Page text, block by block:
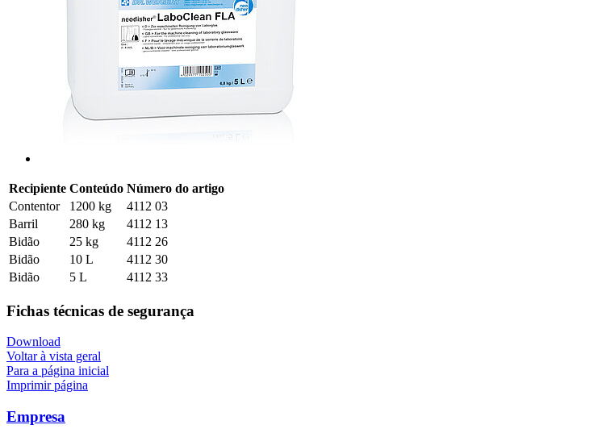
Recipiente Conteúdo Número do artigo
Contentor
1200 kg
4112 03
Barril
280 kg
4112 13
Bidão
25 kg
4112 26
Bidão
10 L
4112 30
Bidão
5 L 4112 33
Fichas técnicas de segurança
Download
Voltar à vista geral
Para a página inicial
Imprimir página
Empresa